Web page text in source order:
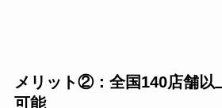
メリット②：全国140店舗以
可能